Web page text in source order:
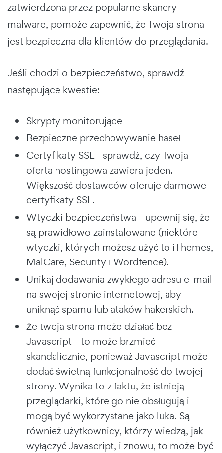
zatwierdzona przez popularne skanery
malware, pomoże zapewnić, że Twoja strona
jest bezpieczna dla klientów do przeglądania.
Jeśli chodzi o bezpieczeństwo, sprawdź
następujące kwestie:
Skrypty monitorujące
Bezpieczne przechowywanie haseł
Certyfikaty SSL - sprawdź, czy Twoja
oferta hostingowa zawiera jeden.
Większość dostawców oferuje darmowe
certyfikaty SSL.
Wtyczki bezpieczeństwa - upewnij się, że
są prawidłowo zainstalowane (niektóre
wtyczki, których możesz użyć to iThemes,
MalCare, Security i Wordfence).
Unikaj dodawania zwykłego adresu e-mail
na swojej stronie internetowej, aby
uniknąć spamu lub ataków hakerskich.
Że twoja strona może działać bez
Javascript - to może brzmieć
skandalicznie, ponieważ Javascript może
dodać świetną funkcjonalność do twojej
strony. Wynika to z faktu, że istnieją
przeglądarki, które go nie obsługują i
mogą być wykorzystane jako luka. Są
również użytkownicy, którzy wiedzą, jak
wyłączyć Javascript, i znowu, to może być